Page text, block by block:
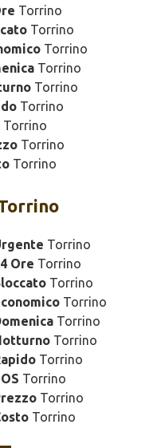
Torrino
Torrino
Torrino
Torrino
Torrino
Torrino
Torrino
Torrino
Torrino
Torrino
Ore Torrino
Torrino
Torrino
Torrino
Torrino
Torrino
Torrino
Torrino
Torrino